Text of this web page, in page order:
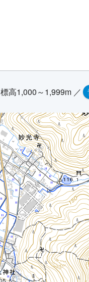
標高1,000～1,999m ／